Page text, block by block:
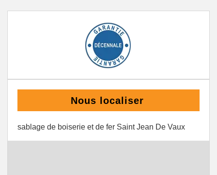
Nous localiser
sablage de boiserie et de fer Saint Jean De Vaux